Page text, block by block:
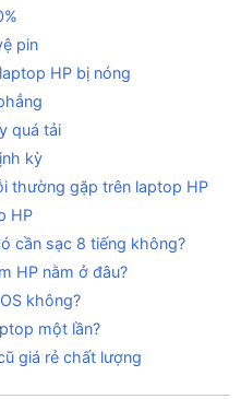
pin
HP bị nóng
quá tải
kỳ
thường gặp trên laptop HP
HP
cần sạc 8 tiếng không?
HP nằm ở đâu?
không?
một lần?
giá rẻ chất lượng